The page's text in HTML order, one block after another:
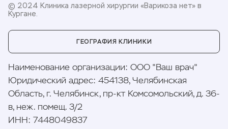
© 2024 Клиника лазерной хирургии «Варикоза нет» в
Кургане.
ГЕОГРАФИЯ КЛИНИКИ
Наименование организации: ООО "Ваш врач"
Юридический адрес: 454138, Челябинская
Область, г. Челябинск, пр-кт Комсомольский, д. 36-
в, неж. помещ. 3/2
ИНН: 7448049837